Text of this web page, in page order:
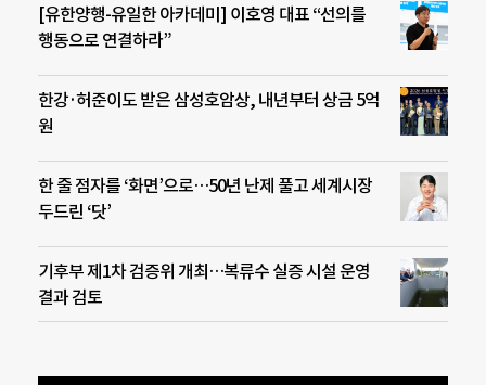
[유한양행-유일한 아카데미] 이호영 대표 “선의를
행동으로 연결하라”
한강·허준이도 받은 삼성호암상, 내년부터 상금 5억
원
한 줄 점자를 ‘화면’으로…50년 난제 풀고 세계시장
두드린 ‘닷’
기후부 제1차 검증위 개최…복류수 실증 시설 운영
결과 검토